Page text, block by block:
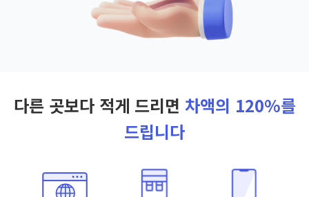
다른 곳보다 적게 드리면 차액의 120%를
드립니다